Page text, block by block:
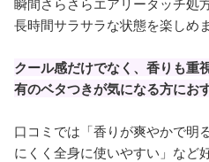
長時間サラサラな状態を楽しめま
クール感だけでなく、香りも重
有のベタつきが気になる方におす
口コミでは「香りが爽やかで明
にくく全身に使いやすい」など